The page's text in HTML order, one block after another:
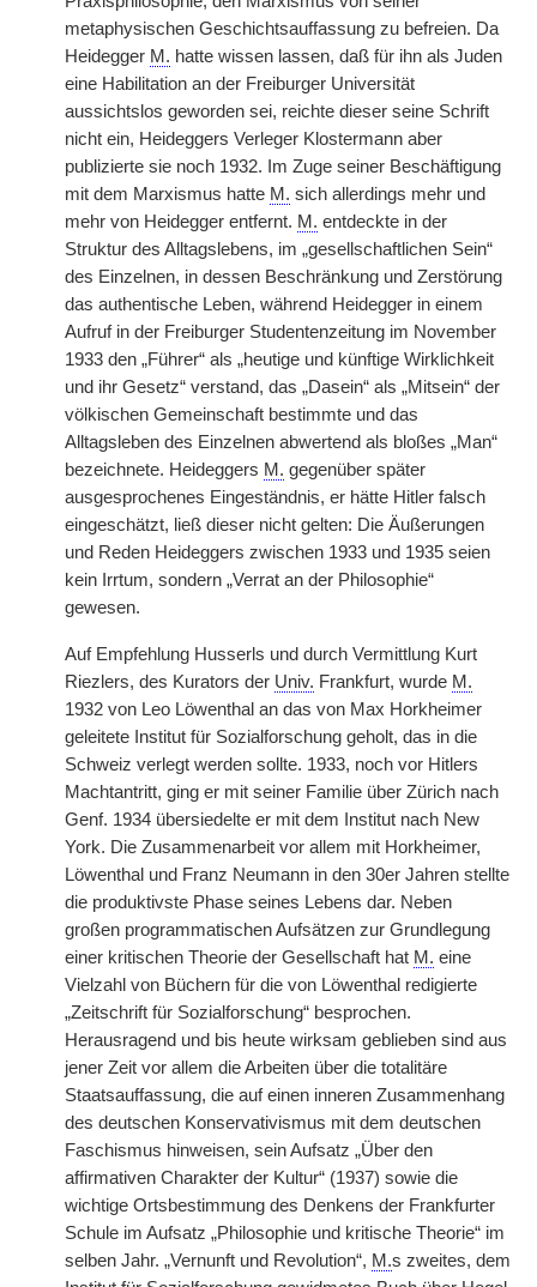
metaphysischen Geschichtsauffassung zu befreien. Da
Heidegger M. hatte wissen lassen, daß für ihn als Juden
eine Habilitation an der Freiburger Universität
aussichtslos geworden sei, reichte dieser seine Schrift
nicht ein, Heideggers Verleger Klostermann aber
publizierte sie noch 1932. Im Zuge seiner Beschäftigung
mit dem Marxismus hatte M. sich allerdings mehr und
mehr von Heidegger entfernt. M. entdeckte in der
Struktur des Alltagslebens, im „gesellschaftlichen Sein“
des Einzelnen, in dessen Beschränkung und Zerstörung
das authentische Leben, während Heidegger in einem
Aufruf in der Freiburger Studentenzeitung im November
1933 den „Führer“ als „heutige und künftige Wirklichkeit
und ihr Gesetz“ verstand, das „Dasein“ als „Mitsein“ der
völkischen Gemeinschaft bestimmte und das
Alltagsleben des Einzelnen abwertend als bloßes „Man“
bezeichnete. Heideggers M. gegenüber später
ausgesprochenes Eingeständnis, er hätte Hitler falsch
eingeschätzt, ließ dieser nicht gelten: Die Äußerungen
und Reden Heideggers zwischen 1933 und 1935 seien
kein Irrtum, sondern „Verrat an der Philosophie“
gewesen.
Auf Empfehlung Husserls und durch Vermittlung Kurt
Riezlers, des Kurators der Univ. Frankfurt, wurde M.
1932 von Leo Löwenthal an das von Max Horkheimer
geleitete Institut für Sozialforschung geholt, das in die
Schweiz verlegt werden sollte. 1933, noch vor Hitlers
Machtantritt, ging er mit seiner Familie über Zürich nach
Genf. 1934 übersiedelte er mit dem Institut nach New
York. Die Zusammenarbeit vor allem mit Horkheimer,
Löwenthal und Franz Neumann in den 30er Jahren stellte
die produktivste Phase seines Lebens dar. Neben
großen programmatischen Aufsätzen zur Grundlegung
einer kritischen Theorie der Gesellschaft hat M. eine
Vielzahl von Büchern für die von Löwenthal redigierte
„Zeitschrift für Sozialforschung“ besprochen.
Herausragend und bis heute wirksam geblieben sind aus
jener Zeit vor allem die Arbeiten über die totalitäre
Staatsauffassung, die auf einen inneren Zusammenhang
des deutschen Konservativismus mit dem deutschen
Faschismus hinweisen, sein Aufsatz „Über den
affirmativen Charakter der Kultur“ (1937) sowie die
wichtige Ortsbestimmung des Denkens der Frankfurter
Schule im Aufsatz „Philosophie und kritische Theorie“ im
selben Jahr. „Vernunft und Revolution“, M.s zweites, dem